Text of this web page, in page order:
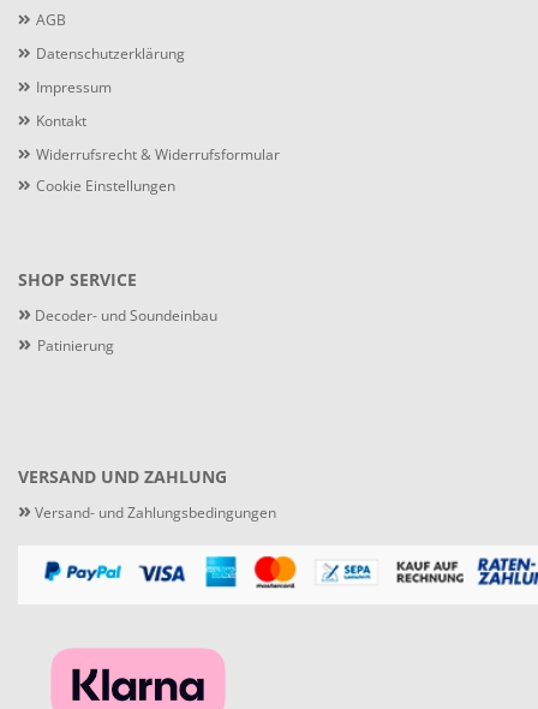
AGB
Datenschutzerklärung
Impressum
Kontakt
Widerrufsrecht & Widerrufsformular
Cookie Einstellungen
SHOP SERVICE
» Decoder- und Soundeinbau
» Patinierung
VERSAND UND ZAHLUNG
» Versand- und Zahlungsbedingungen